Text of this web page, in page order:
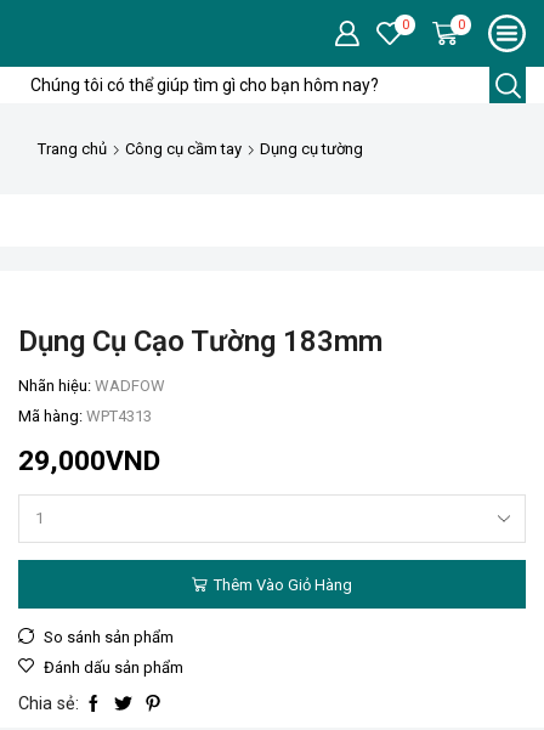
0 0
Trường
kiếm
Trang chủ Công cụ cầm tay Dụng cụ tường
Dụng Cụ Cạo Tường 183mm
Nhãn hiệu: WADFOW
Mã hàng: WPT4313
29,000VND
cụ
tường
183mm
Thêm Vào Giỏ Hàng
So sánh sản phẩm
Đánh dấu sản phẩm
Chia sẻ: